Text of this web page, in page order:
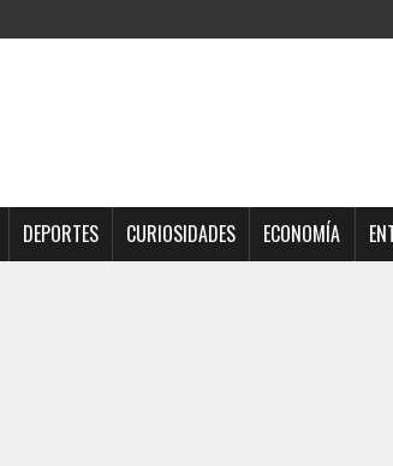
DEPORTES CURIOSIDADES ECONOMÍA